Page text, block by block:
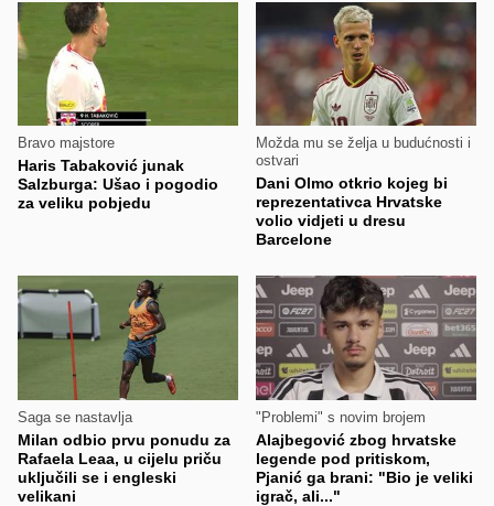
Bravo majstore
Haris Tabaković junak
Salzburga: Ušao i pogodio
za veliku pobjedu
Možda mu se želja u budućnosti i
ostvari
Dani Olmo otkrio kojeg bi
reprezentativca Hrvatske
volio vidjeti u dresu
Barcelone
Saga se nastavlja
Milan odbio prvu ponudu za
Rafaela Leaa, u cijelu priču
uključili se i engleski
velikani
"Problemi" s novim brojem
Alajbegović zbog hrvatske
legende pod pritiskom,
Pjanić ga brani: "Bio je veliki
igrač, ali..."